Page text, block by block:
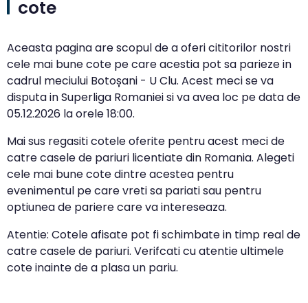
cote
Aceasta pagina are scopul de a oferi cititorilor nostri
cele mai bune cote pe care acestia pot sa parieze in
cadrul meciului Botoșani - U Clu. Acest meci se va
disputa in Superliga Romaniei si va avea loc pe data de
05.12.2026 la orele18:00.
Mai sus regasiti cotele oferite pentru acest meci de
catre casele de pariuri licentiate din Romania. Alegeti
cele mai bune cote dintre acestea pentru
evenimentul pe care vreti sa pariati sau pentru
optiunea de pariere care va intereseaza.
Atentie: Cotele afisate pot fi schimbate in timp real de
catre casele de pariuri. Verifcati cu atentie ultimele
cote inainte de a plasa un pariu.